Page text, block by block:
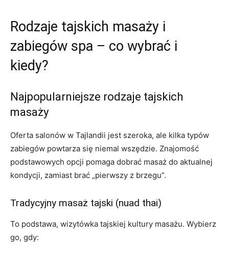
Rodzaje tajskich masaży i
zabiegów spa – co wybrać i
kiedy?
Najpopularniejsze rodzaje tajskich
masaży
Oferta salonów w Tajlandii jest szeroka, ale kilka typów
zabiegów powtarza się niemal wszędzie. Znajomość
podstawowych opcji pomaga dobrać masaż do aktualnej
kondycji, zamiast brać „pierwszy z brzegu”.
Tradycyjny masaż tajski (nuad thai)
To podstawa, wizytówka tajskiej kultury masażu. Wybierz
go, gdy: